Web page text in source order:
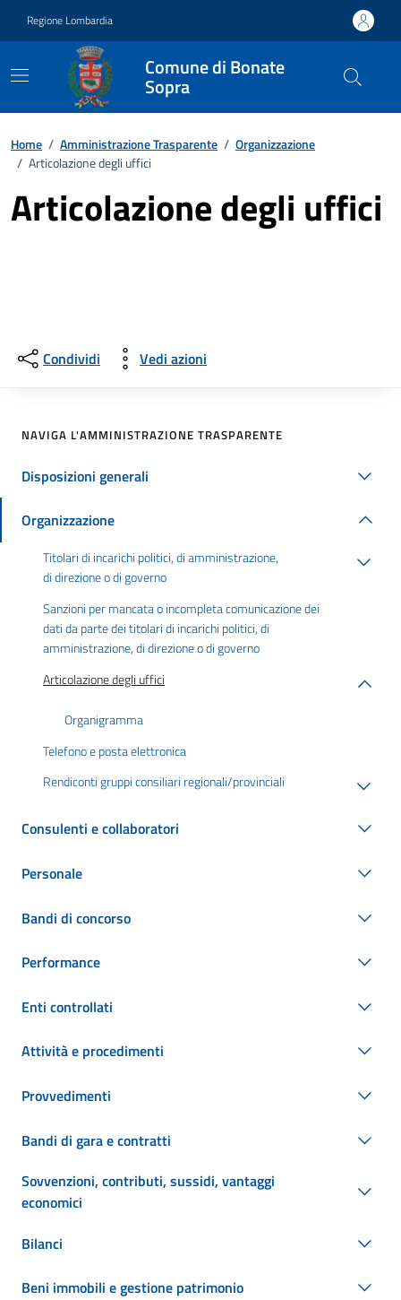
Regione Lombardia
Comune di Bonate
Sopra
Home / Amministrazione Trasparente / Organizzazione
/ Articolazione degli uffici
Articolazione degli uffici
Condividi Vedi azioni
NAVIGA L'AMMINISTRAZIONE TRASPARENTE
Disposizioni generali
Organizzazione
Titolari di incarichi politici, di amministrazione,
di direzione o di governo
Sanzioni per mancata o incompleta comunicazione dei
dati da parte dei titolari di incarichi politici, di
amministrazione, di direzione o di governo
Articolazione degli uffici
Organigramma
Telefono e posta elettronica
Rendiconti gruppi consiliari regionali/provinciali
Consulenti e collaboratori
Personale
Bandi di concorso
Performance
Enti controllati
Attività e procedimenti
Provvedimenti
Bandi di gara e contratti
Sovvenzioni, contributi, sussidi, vantaggi
economici
Bilanci
Beni immobili e gestione patrimonio